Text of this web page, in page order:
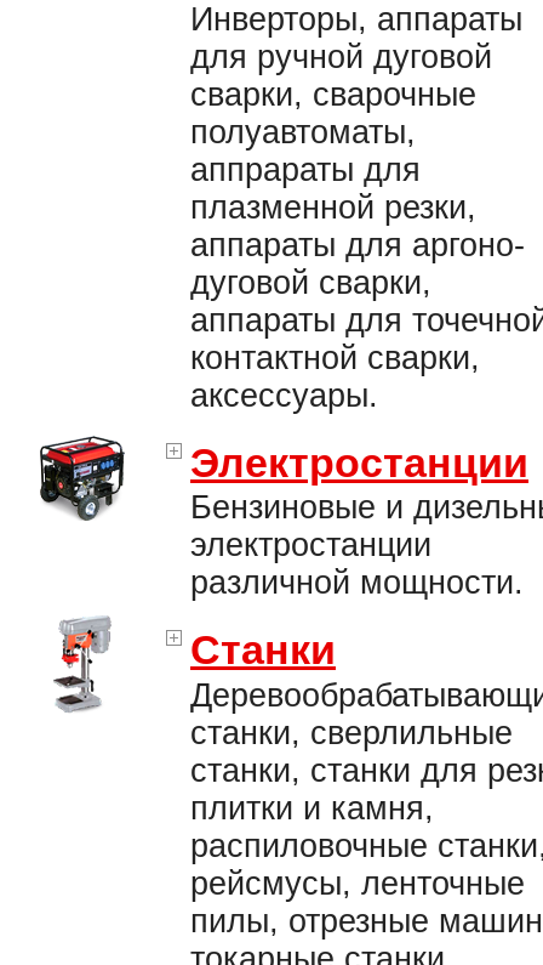
Инверторы, аппараты
для ручной дуговой
сварки, сварочные
полуавтоматы,
аппрараты для
плазменной резки,
аппараты для аргоно-
дуговой сварки,
аппараты для
контактной сварки,
аксессуары.
Электростанции
Бензиновые и
электростанции
различной мощности.
Станки
станки, сверлильные
станки, станки для
плитки и камня,
распиловочные
рейсмусы, ленточные
пилы, отрезные